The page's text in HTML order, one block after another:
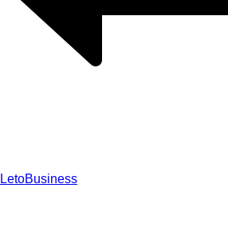
LetoBusiness